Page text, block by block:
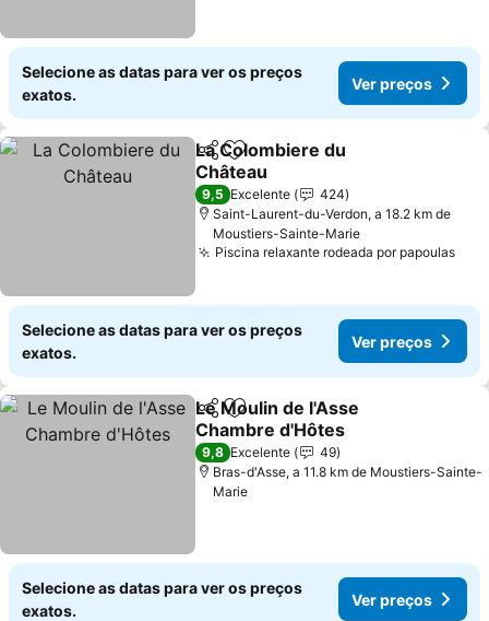
Selecione as datas para ver os preços
exatos.
Ver preços
PartilharAdicionar aos favoritos
La Colombiere du
Château
9,5 Excelente
424
Saint-Laurent-du-Verdon, a 18.2 km de
Moustiers-Sainte-Marie
Piscina relaxante rodeada por papoulas
Selecione as datas para ver os preços
exatos.
Ver preços
PartilharAdicionar aos favoritos
Le Moulin de l'Asse
Chambre d'Hôtes
9,8 Excelente
49
Bras-d'Asse, a 11.8 km de Moustiers-Sainte-
Marie
Selecione as datas para ver os preços
exatos.
Ver preços